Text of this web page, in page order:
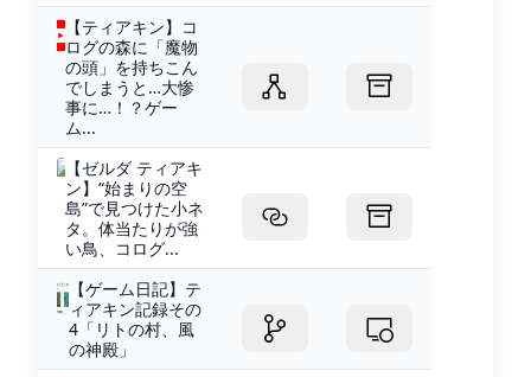
【ティアキン】コ
ログの森に「魔物
の頭」を持ちこん
でしまうと…大惨
事に…！？ゲー
ム...
【ゼルダ ティアキ
ン】“始まりの空
島”で見つけた小ネ
タ。体当たりが強
い鳥、コログ...
【ゲーム日記】テ
ィアキン記録その
4「リトの村、風
の神殿」